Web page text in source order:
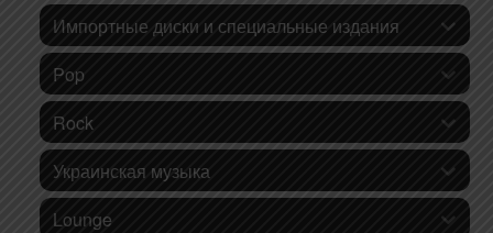
Импортные диски и специальные издания
Pop
Rock
Украинская музыка
Lounge